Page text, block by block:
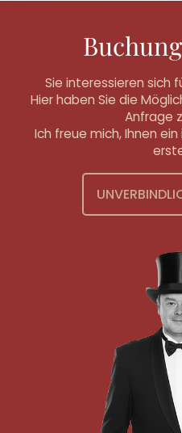
Sie interessieren sich
Hier haben Sie die
Anfrage
Ich freue mich, Ihnen